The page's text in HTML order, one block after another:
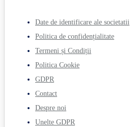
Date de identificare ale societatii
Politica de confidențialitate
Termeni și Condiții
Politica Cookie
GDPR
Contact
Despre noi
Unelte GDPR